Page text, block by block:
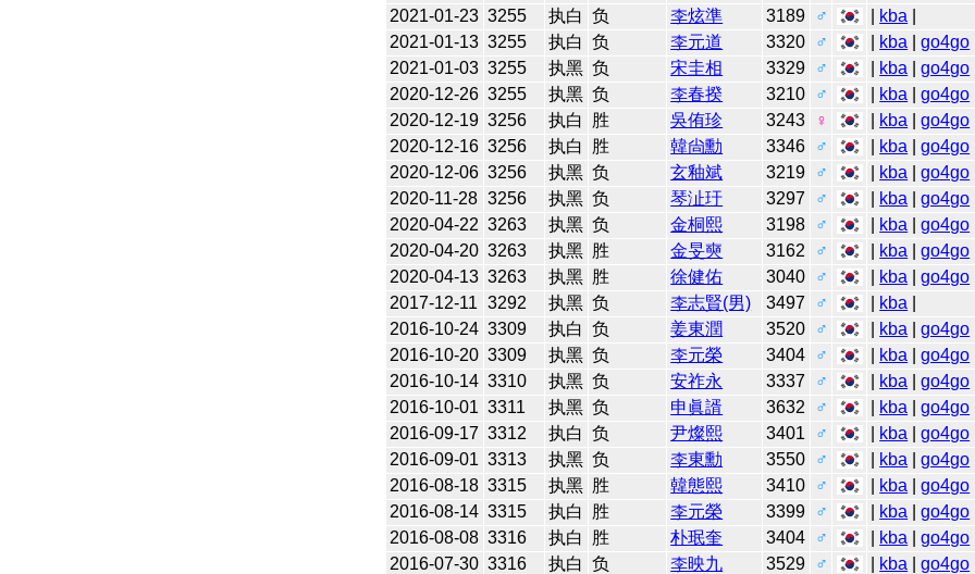
2021-01-23 3255 执白 负 李炫準 3189 ♂ kba
2021-01-13 3255 执白 负 李元道 3320 ♂ kba |go4go
2021-01-03 3255 执黑 负 宋圭相 3329 ♂ kba |go4go
2020-12-26 3255 执黑 负 李春揆 3210 ♂ kba |go4go
2020-12-19 3256 执白 胜 吳侑珍 3243 ♀ kba |go4go
2020-12-16 3256 执白 胜 韓尙勳 3346 ♂ kba |go4go
2020-12-06 3256 执黑 负 玄釉斌 3219 ♂ kba |go4go
2020-11-28 3256 执黑 负 琴沚玗 3297 ♂ kba |go4go
2020-04-22 3263 执黑 负 金桐熙 3198 ♂ kba |go4go
2020-04-20 3263 执黑 胜 金旻奭 3162 ♂ kba |go4go
2020-04-13 3263 执黑 胜 徐健佑 3040 ♂ kba |go4go
2017-12-11 3292 执黑 负 李志賢(男) 3497 ♂ kba
2016-10-24 3309 执白 负 姜東潤 3520 ♂ kba |go4go
2016-10-20 3309 执黑 负 李元榮 3404 ♂ kba |go4go
2016-10-14 3310 执黑 负 安祚永 3337 ♂ kba |go4go
2016-10-01 3311 执黑 负 申眞諝 3632 ♂ kba |go4go
2016-09-17 3312 执白 负 尹燦熙 3401 ♂ kba |go4go
2016-09-01 3313 执黑 负 李東勳 3550 ♂ kba |go4go
2016-08-18 3315 执黑 胜 韓態熙 3410 ♂ kba |go4go
2016-08-14 3315 执白 胜 李元榮 3399 ♂ kba |go4go
2016-08-08 3316 执白 胜 朴珉奎 3404 ♂ kba |go4go
2016-07-30 3316 执白 负 李映九 3529 ♂ kba |go4go